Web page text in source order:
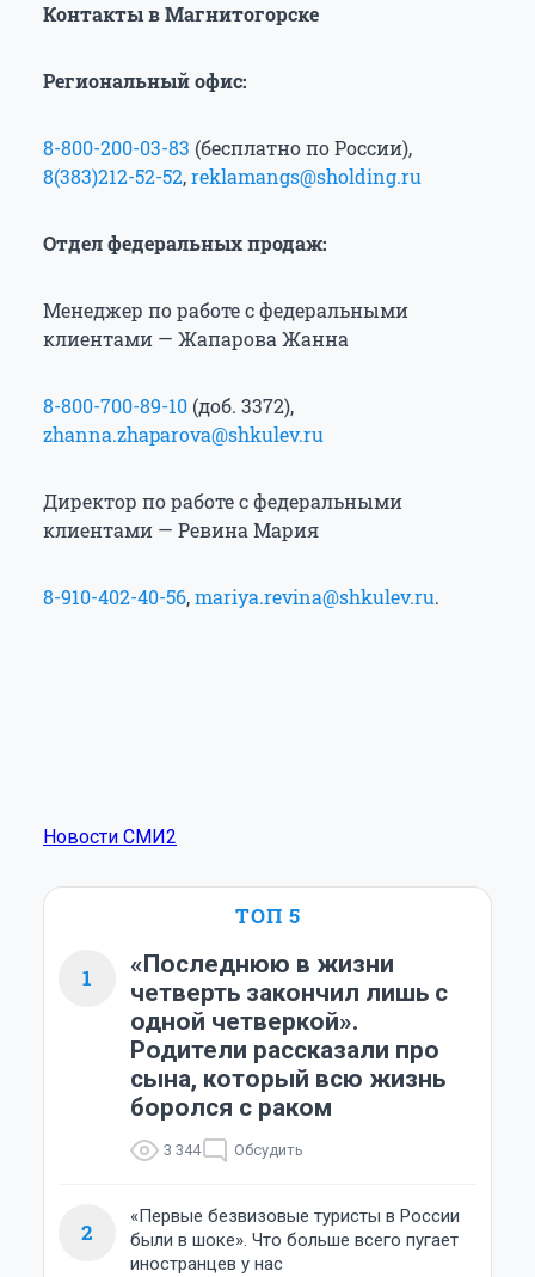
Контакты в Магнитогорске
Региональный офис:
8-800-200-03-83 (бесплатно по России),
8(383)212-52-52,reklamangs@sholding.ru
Отдел федеральных продаж:
Менеджер по работе с федеральными
клиентами — Жапарова Жанна
8-800-700-89-10 (доб. 3372),
zhanna.zhaparova@shkulev.ru
Директор по работе с федеральными
клиентами — Ревина Мария
8-910-402-40-56,mariya.revina@shkulev.ru.
Новости СМИ2
ТОП 5
1
«Последнюю в жизни
четверть закончил лишь с
одной четверкой».
Родители рассказали про
сына, который всю жизнь
боролся с раком
3 344 Обсудить
2
«Первые безвизовые туристы в России
были в шоке». Что больше всего пугает
иностранцев у нас